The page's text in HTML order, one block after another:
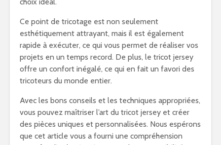
Ce point de tricotage est non seulement
esthétiquement attrayant, mais il est également
rapide à exécuter, ce qui vous permet de réaliser vos
projets en un temps record. De plus, le tricot jersey
offre un confort inégalé, ce qui en fait un favori des
tricoteurs du monde entier.
Avec les bons conseils et les techniques appropriées,
vous pouvez maîtriser l’art du tricot jersey et créer
des pièces uniques et personnalisées. Nous espérons
que cet article vous a fourni une compréhension